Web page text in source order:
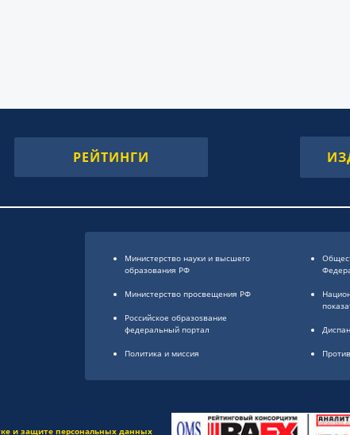
РЕЙТИНГИ
Министерство науки и высшего
образования РФ
Министерство просвещения РФ
Российское образоsвание
федеральный портал
Политика и миссия
и защите персональных данных